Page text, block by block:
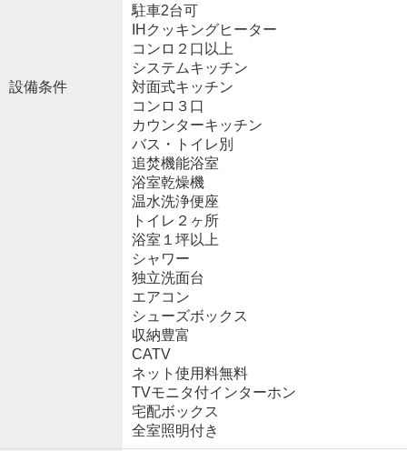
設備条件
駐車2台可
IHクッキングヒーター
コンロ２口以上
システムキッチン
対面式キッチン
コンロ３口
カウンターキッチン
バス・トイレ別
追焚機能浴室
浴室乾燥機
温水洗浄便座
トイレ２ヶ所
浴室１坪以上
シャワー
独立洗面台
エアコン
シューズボックス
収納豊富
CATV
ネット使用料無料
TVモニタ付インターホン
宅配ボックス
全室照明付き